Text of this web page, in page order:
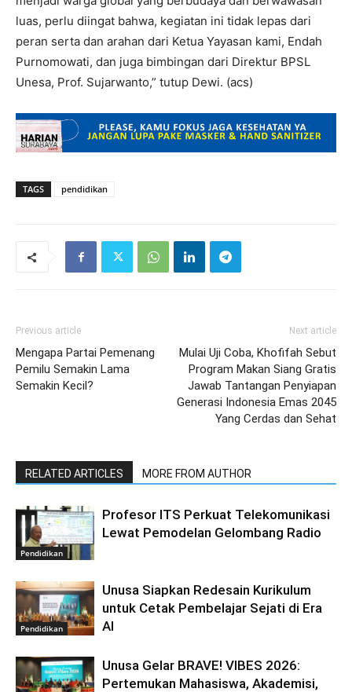
luas, perlu diingat bahwa, kegiatan ini tidak lepas dari
peran serta dan arahan dari Ketua Yayasan kami, Endah
Purnomowati, dan juga bimbingan dari Direktur BPSL
Unesa, Prof. Sujarwanto,” tutup Dewi. (acs)
TAGS pendidikan
Previous article
Mengapa Partai Pemenang
Pemilu Semakin Lama
Semakin Kecil?
Next article
Mulai Uji Coba, Khofifah Sebut
Program Makan Siang Gratis
Jawab Tantangan Penyiapan
Generasi Indonesia Emas 2045
Yang Cerdas dan Sehat
RELATED ARTICLES MORE FROM AUTHOR
Pendidikan
Profesor ITS Perkuat Telekomunikasi
Lewat Pemodelan Gelombang Radio
Pendidikan
Unusa Siapkan Redesain Kurikulum
untuk Cetak Pembelajar Sejati di Era
AI
Unusa Gelar BRAVE! VIBES 2026:
Pertemukan Mahasiswa, Akademisi,